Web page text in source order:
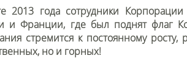
2013 года сотрудники
и Франции, где был поднят флаг
стремится к постоянному
но и горных!